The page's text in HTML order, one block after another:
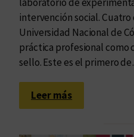
t
a
p
a
r
a
e
intervención social.
Universidad Nacional de
práctica profesional como
sello. Este es el primero
Leer más:
U